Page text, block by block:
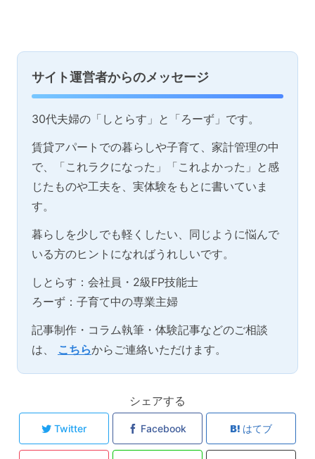
サイト運営者からのメッセージ
30代夫婦の「しとらす」と「ろーず」です。
賃貸アパートでの暮らしや子育て、家計管理の中
で、「これラクになった」「これよかった」と感
じたものや工夫を、実体験をもとに書いていま
す。
暮らしを少しでも軽くしたい、同じように悩んで
いる方のヒントになればうれしいです。
しとらす：会社員・2級FP技能士
ろーず：子育て中の専業主婦
記事制作・コラム執筆・体験記事などのご相談
は、 こちらからご連絡いただけます。
シェアする
Twitter Facebook はてブ